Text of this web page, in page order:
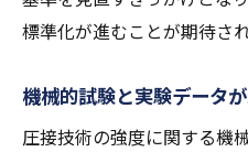
標準化が進むことが期待さ
機械的試験と実験データ
圧接技術の強度に関する機